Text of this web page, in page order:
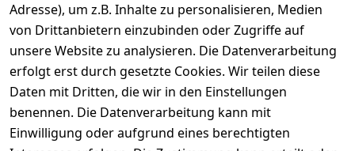
Adresse), um z.B. Inhalte zu personalisieren, Medien
von Drittanbietern einzubinden oder Zugriffe auf
unsere Website zu analysieren. Die Datenverarbeitung
erfolgt erst durch gesetzte Cookies. Wir teilen diese
Daten mit Dritten, die wir in den Einstellungen
benennen. Die Datenverarbeitung kann mit
Einwilligung oder aufgrund eines berechtigten
Rechtliches Kontakt